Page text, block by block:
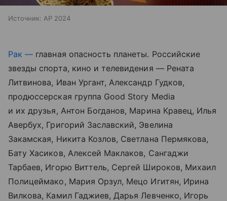
Источник: AP 2024
Рак — главная опасность планеты. Российские
звезды спорта, кино и телевидения — Рената
Литвинова, Иван Ургант, Александр Гудков,
продюссерская группа Good Story Media
и их друзья, Антон Богданов, Марина Кравец, Илья
Авербух, Григорий Заславский, Эвелина
Закамская, Никита Козлов, Светлана Пермякова,
Бату Хасиков, Алексей Маклаков, Сангаджи
Тарбаев, Игорю Виттель, Сергей Широков, Михаил
Полицеймако, Мария Орзул, Мецо Игитян, Ирина
Вилкова, Камил Гаджиев, Дарья Левченко, Игорь